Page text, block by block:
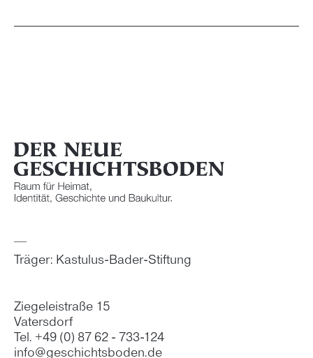
Träger: Kastulus-Bader-Stiftung
Ziegeleistraße 15
Vatersdorf
Tel. +49 (0) 87 62 - 733-124
info@geschichtsboden.de